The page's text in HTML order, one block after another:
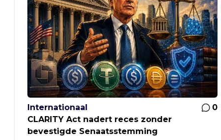
Internationaal
0
CLARITY Act nadert reces zonder
bevestigde Senaatsstemming